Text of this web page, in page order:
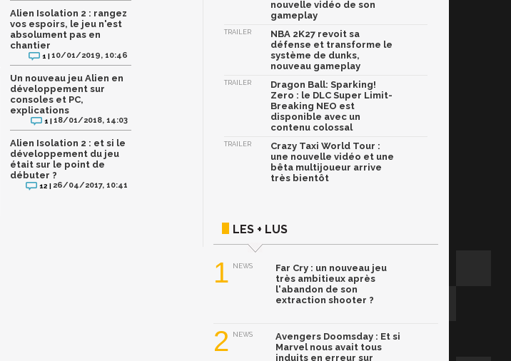
Alien Isolation 2 : rangez
vos espoirs, le jeu n'est
absolument pas en
chantier
1 |10/01/2019, 10:46
Un nouveau jeu Alien en
développement sur
consoles et PC,
explications
1 |18/01/2018, 14:03
Alien Isolation 2 : et si le
développement du jeu
était sur le point de
débuter ?
12 | 26/04/2017, 10:41
nouvelle vidéo de son
gameplay
TRAILER
NBA 2K27 revoit sa
défense et transforme le
système de dunks,
nouveau gameplay
TRAILER
Dragon Ball: Sparking!
Zero : le DLC Super Limit-
Breaking NEO est
disponible avec un
contenu colossal
TRAILER
Crazy Taxi World Tour :
une nouvelle vidéo et une
bêta multijoueur arrive
très bientôt
LES + LUS
1 NEWS
Far Cry : un nouveau jeu
très ambitieux après
l'abandon de son
extraction shooter ?
2 NEWS
Avengers Doomsday : Et si
Marvel nous avait tous
induits en erreur sur